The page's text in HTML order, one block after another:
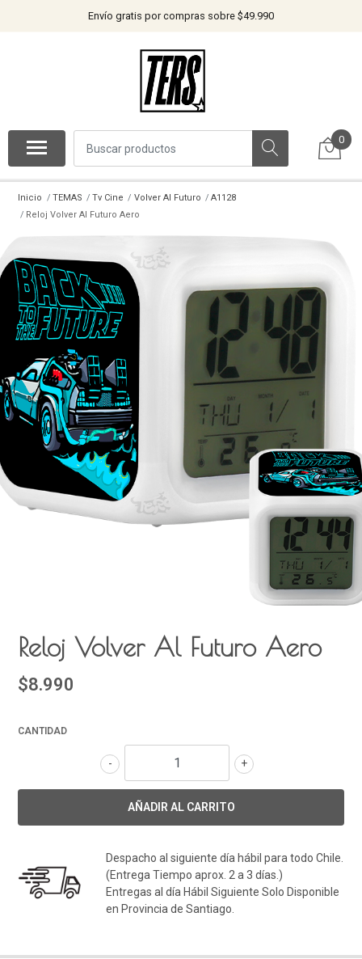
Envío gratis por compras sobre $49.990
0
Inicio TEMAS Tv Cine Volver Al Futuro
A1128
Reloj Volver Al Futuro Aero
Reloj Volver Al Futuro Aero
$8.990
CANTIDAD
+
-
Despacho al siguiente día hábil para todo Chile.
(Entrega Tiempo aprox. 2 a 3 días.)
Entregas al día Hábil Siguiente Solo Disponible
en Provincia de Santiago.